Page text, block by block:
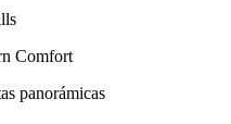
Comfort
panorámicas